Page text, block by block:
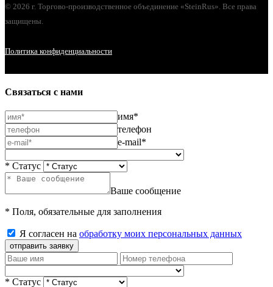
© 2026 г. Торгово-производственное объединение «SteinRus». Все права
защищены.
Политика конфиденциальности
Связаться с нами
имя*
телефон
e-mail*
* Статус
Ваше сообщение
* Поля, обязательные для заполнения
Я согласен на обработку моих персональных данных
отправить заявку
* Статус